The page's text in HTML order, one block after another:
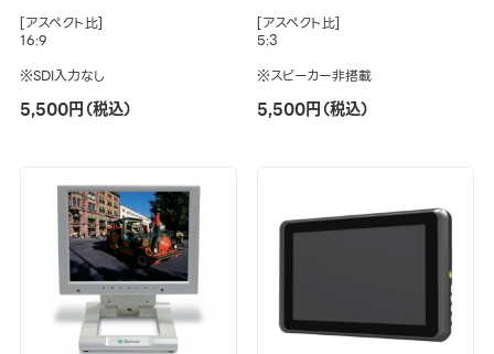
[アスペクト比]
16:9
※SDI入力なし
5,500円（税込）
[アスペクト比]
5:3
※スピーカー非搭載
5,500円（税込）